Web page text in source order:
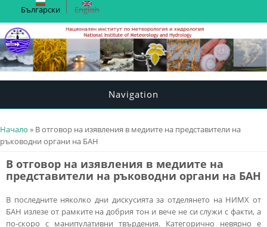
Български English
Navigation
You are here
Начало » В отговор на изявления в медиите на представители на
ръководни органи на БАН
В отговор на изявления в медиите на
представители на ръководни органи на БАН
В последните няколко дни дискусията за отделянето на НИМХ от
БАН излезе от рамките на добрия тон и вече не си служи с факти, а
по-скоро с манипулативни твърдения. Категорично невярно е